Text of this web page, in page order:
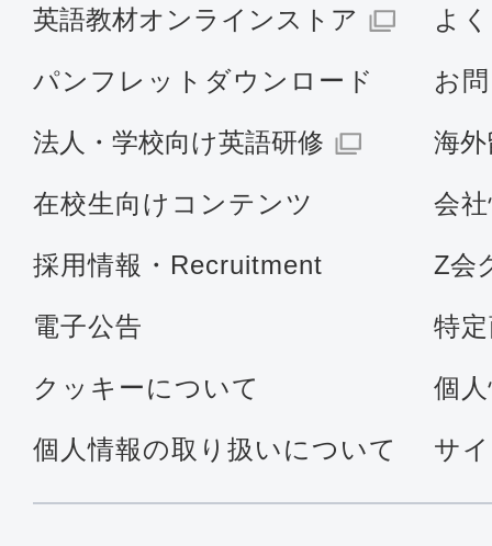
英語教材オンラインストア よ
パンフレットダウンロード お
法人・学校向け英語研修 海
在校生向けコンテンツ 会
採用情報・Recruitment Z会
電子公告 特
クッキーについて 個
個人情報の取り扱いについて サ